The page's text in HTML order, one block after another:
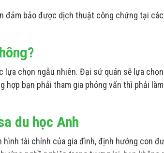
đảm bảo được dịch thuật công chứng tại
lựa chọn ngẫu nhiên. Đại sứ quán sẽ lựa
hợp bạn phải tham gia phỏng vấn thì phải
du học Anh
tài chính của gia đình, định hướng con